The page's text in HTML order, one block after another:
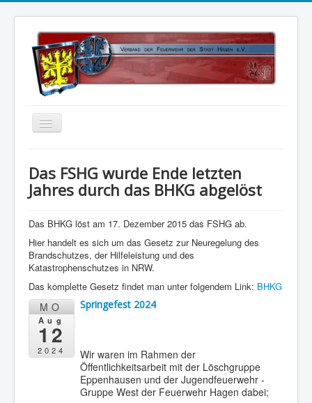
Über uns
Kontakt
Satzung
Kalender
Status 5
Berichte
Impressum
Datenschutz
Das FSHG wurde Ende letzten
Jahres durch das BHKG abgelöst
Das BHKG löst am 17. Dezember 2015 das FSHG ab.
Hier handelt es sich um das Gesetz zur Neuregelung des
Brandschutzes, der Hilfeleistung und des
Katastrophenschutzes in NRW.
Das komplette Gesetz findet man unter folgendem Link: BHKG
MO
Aug
12
2024
Springefest 2024
Wir waren im Rahmen der
Öffentlichkeitsarbeit mit der Löschgruppe
Eppenhausen und der Jugendfeuerwehr -
Gruppe West der Feuerwehr Hagen dabei;